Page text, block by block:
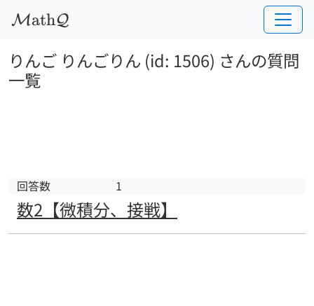
MathQ
りんご りんごりん (id: 1506) さんの質問
一覧
回答数 1
数2【微積分、接戦】